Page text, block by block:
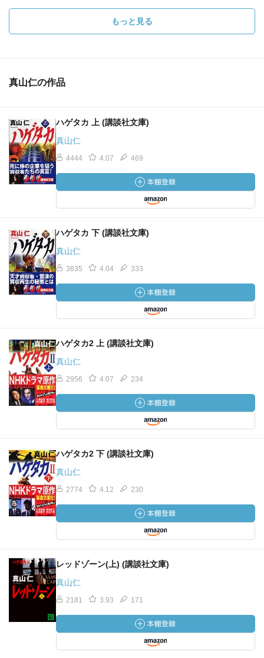
もっと見る
真山仁の作品
ハゲタカ 上 (講談社文庫)
真山仁
4444 4.07 469
ハゲタカ 下 (講談社文庫)
真山仁
3835 4.04 333
ハゲタカ2 上 (講談社文庫)
真山仁
2956 4.07 234
ハゲタカ2 下 (講談社文庫)
真山仁
2774 4.12 230
レッドゾーン(上) (講談社文庫)
真山仁
2181 3.93 171